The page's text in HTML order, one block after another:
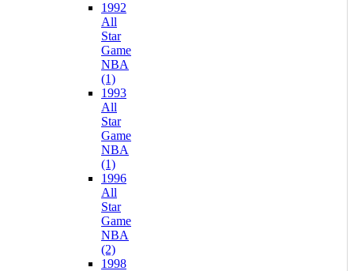
1992
All
Star
Game
NBA
(1)
1993
All
Star
Game
NBA
(1)
1996
All
Star
Game
NBA
(2)
1998